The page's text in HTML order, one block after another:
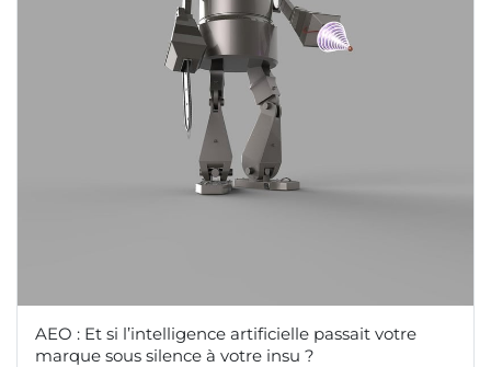
AEO : Et si l’intelligence artificielle passait votre
marque sous silence à votre insu ?